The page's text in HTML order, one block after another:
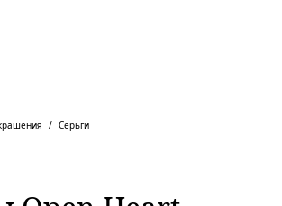
Серьги